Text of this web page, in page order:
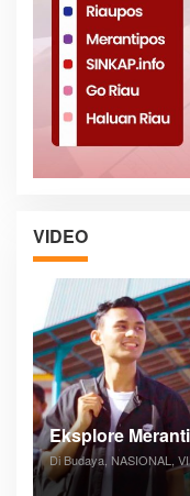
VIDEO
Posyandu
Di ADVERTORIAL,